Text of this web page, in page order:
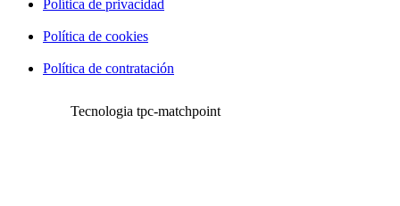
Política de privacidad
Política de cookies
Política de contratación
Tecnologia tpc-matchpoint